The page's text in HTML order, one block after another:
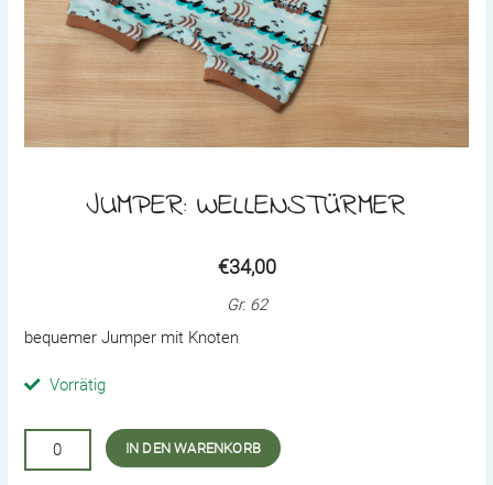
JUMPER: WELLENSTÜRMER
€34,00
Gr. 62
bequemer Jumper mit Knoten
Vorrätig
Jumper:
Wellenstürmer
IN DEN WARENKORB